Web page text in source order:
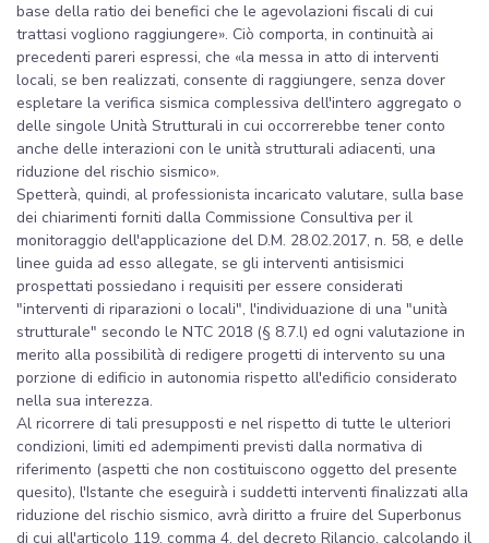
base della ratio dei benefici che le agevolazioni fiscali di cui
trattasi vogliono raggiungere». Ciò comporta, in continuità ai
precedenti pareri espressi, che «la messa in atto di interventi
locali, se ben realizzati, consente di raggiungere, senza dover
espletare la verifica sismica complessiva dell'intero aggregato o
delle singole Unità Strutturali in cui occorrerebbe tener conto
anche delle interazioni con le unità strutturali adiacenti, una
riduzione del rischio sismico».
Spetterà, quindi, al professionista incaricato valutare, sulla base
dei chiarimenti forniti dalla Commissione Consultiva per il
monitoraggio dell'applicazione del D.M. 28.02.2017, n. 58, e delle
linee guida ad esso allegate, se gli interventi antisismici
prospettati possiedano i requisiti per essere considerati
"interventi di riparazioni o locali", l'individuazione di una "unità
strutturale" secondo le NTC 2018 (§ 8.7.l) ed ogni valutazione in
merito alla possibilità di redigere progetti di intervento su una
porzione di edificio in autonomia rispetto all'edificio considerato
nella sua interezza.
Al ricorrere di tali presupposti e nel rispetto di tutte le ulteriori
condizioni, limiti ed adempimenti previsti dalla normativa di
riferimento (aspetti che non costituiscono oggetto del presente
quesito), l'Istante che eseguirà i suddetti interventi finalizzati alla
riduzione del rischio sismico, avrà diritto a fruire del Superbonus
di cui all'articolo 119, comma 4, del decreto Rilancio, calcolando il